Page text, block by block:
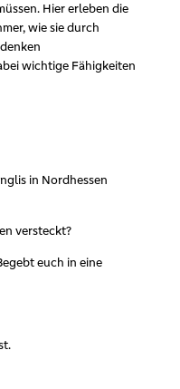
Hier erleben die
wie sie durch
wichtige Fähigkeiten
in Nordhessen
versteckt?
euch in eine